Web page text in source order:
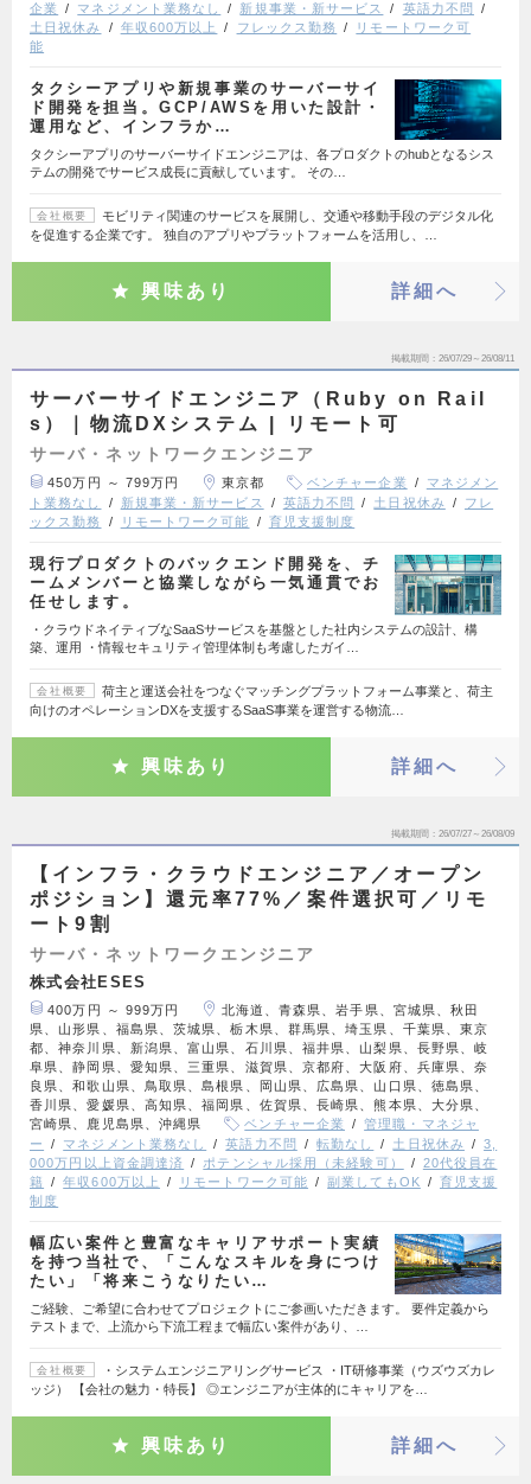
企業
マネジメント業務なし 新規事業・新サービス
英語力不問
土日祝休み
年収600万以上 フレックス勤務
リモートワーク可
能
タクシーアプリや新規事業のサーバーサイ
ド開発を担当。GCP/AWSを用いた設計・
運用など、インフラか…
タクシーアプリのサーバーサイドエンジニアは、各プロダクトのhubとなるシス
テムの開発でサービス成長に貢献しています。 その…
会社概要
モビリティ関連のサービスを展開し、交通や移動手段のデジタル化
を促進する企業です。 独自のアプリやプラットフォームを活用し、…
興味あり 詳細へ
掲載期間 26/07/29～26/08/11
サーバーサイドエンジニア（Ruby on Rail
s）｜物流DXシステム | リモート可
サーバ・ネットワークエンジニア
450万円 ～ 799万円 東京都 ベンチャー企業
マネジメン
ト業務なし
新規事業・新サービス 英語力不問 土日祝休み
フレ
ックス勤務
リモートワーク可能 育児支援制度
現行プロダクトのバックエンド開発を、チ
ームメンバーと協業しながら一気通貫でお
任せします。
・クラウドネイティブなSaaSサービスを基盤とした社内システムの設計、構
築、運用 ・情報セキュリティ管理体制も考慮したガイ…
会社概要
荷主と運送会社をつなぐマッチングプラットフォーム事業と、荷主
向けのオペレーションDXを支援するSaaS事業を運営する物流…
興味あり 詳細へ
掲載期間 26/07/27～26/08/09
【インフラ・クラウドエンジニア／オープン
ポジション】還元率77%／案件選択可／リモ
ート9割
サーバ・ネットワークエンジニア
株式会社ESES
400万円 ～ 999万円
北海道、青森県、岩手県、宮城県、秋田
県、山形県、福島県、茨城県、栃木県、群馬県、埼玉県、千葉県、東京
都、神奈川県、新潟県、富山県、石川県、福井県、山梨県、長野県、岐
阜県、静岡県、愛知県、三重県、滋賀県、京都府、大阪府、兵庫県、奈
良県、和歌山県、鳥取県、島根県、岡山県、広島県、山口県、徳島県、
香川県、愛媛県、高知県、福岡県、佐賀県、長崎県、熊本県、大分県、
宮崎県、鹿児島県、沖縄県
ベンチャー企業
管理職・マネジャ
ー
マネジメント業務なし 英語力不問 転勤なし 土日祝休み
3,
000万円以上資金調達済
ポテンシャル採用（未経験可）
20代役員在
籍
年収600万以上 リモートワーク可能 副業してもOK
育児支援
制度
幅広い案件と豊富なキャリアサポート実績
を持つ当社で、「こんなスキルを身につけ
たい」「将来こうなりたい…
ご経験、ご希望に合わせてプロジェクトにご参画いただきます。 要件定義から
テストまで、上流から下流工程まで幅広い案件があり、…
会社概要
・システムエンジニアリングサービス ・IT研修事業（ウズウズカレ
ッジ） 【会社の魅力・特長】 ◎エンジニアが主体的にキャリアを…
興味あり 詳細へ